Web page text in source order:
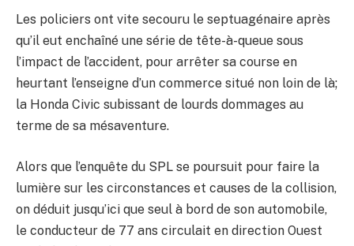
Les policiers ont vite secouru le septuagénaire après
qu’il eut enchaîné une série de tête-à-queue sous
l’impact de l’accident, pour arrêter sa course en
heurtant l’enseigne d’un commerce situé non loin de là;
la Honda Civic subissant de lourds dommages au
terme de sa mésaventure.
Alors que l’enquête du SPL se poursuit pour faire la
lumière sur les circonstances et causes de la collision,
on déduit jusqu’ici que seul à bord de son automobile,
le conducteur de 77 ans circulait en direction Ouest